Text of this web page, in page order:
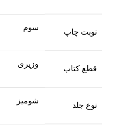
نوبت چاپ
سوم
قطع کتاب
وزیری
نوع جلد
شومیز